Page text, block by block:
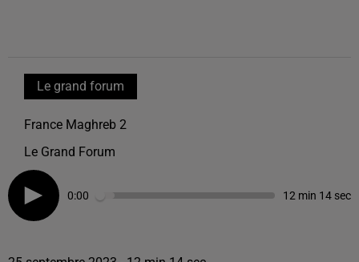
Le grand forum
France Maghreb 2
Le Grand Forum
0:00 12 min 14 sec